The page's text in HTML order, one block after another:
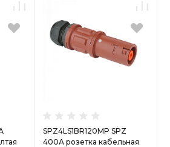
SPZ4LS1BR120MP SPZ
400А розетка кабельная